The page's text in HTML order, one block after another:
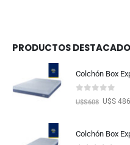
PRODUCTOS
Colchón Box
out of 5
U$S608 U$S 486
Colchón Box